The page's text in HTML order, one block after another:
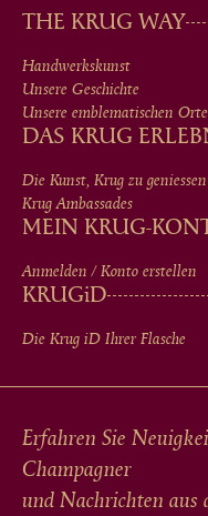
MAIN
MEN
IN
FOOTER
THE KRUG WAY
Handwerkskunst
Unsere Geschichte
Unsere emblematischen Orte
DAS KRUG
Die Kunst, Krug zu geniessen
Krug Ambassades
MEIN KRUG-
Anmelden / Konto erstellen
KRUGiD
Die Krug iD Ihrer Flasche
Erfahren Sie
Champagner
und Nachrichten aus